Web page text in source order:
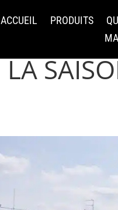
ACCUEIL PRODUITS
LA